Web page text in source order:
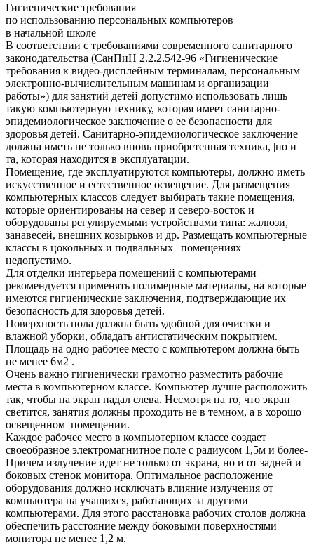
Гигиенические требования
по использованию персональных компьютеров
в начальной школе
В соответствии с требованиями современного санитарного
законодательства (СанПиН 2.2.2.542-96 «Гигиенические
требования к видео-дисплейным терминалам, персональным
электронно-вычислительным машинам и организации
работы») для занятий детей допустимо использовать лишь
такую компьютерную технику, которая имеет санитарно-
эпидемиологическое заключение о ее безопасности для
здоровья детей. Санитарно-эпидемиологическое заключение
должна иметь не только вновь приобретенная техника, |но и
та, которая находится в эксплуатации.
Помещение, где эксплуатируются компьютеры, должно иметь
искусственное и естественное освещение. Для размещения
компьютерных классов следует выбирать такие помещения,
которые ориентированы на север и северо-восток и
оборудованы регулируемыми устройствами типа: жалюзи,
занавесей, внешних козырьков и др. Размещать компьютерные
классы в цокольных и подвальных | помещениях
недопустимо.
Для отделки интерьера помещений с компьютерами
рекомендуется применять полимерные материалы, на которые
имеются гигиенические заключения, подтверждающие их
безопасность для здоровья детей.
Поверхность пола должна быть удобной для очистки и
влажной уборки, обладать антистатическим покрытием.
Площадь на одно рабочее место с компьютером должна быть
не менее 6м2 .
Очень важно гигиенически грамотно разместить рабочие
места в компьютерном классе. Компьютер лучше расположить
так, чтобы на экран падал слева. Несмотря на то, что экран
светится, занятия должны проходить не в темном, а в хорошо
освещенном помещении.
Каждое рабочее место в компьютерном классе создает
своеобразное электромагнитное поле с радиусом 1,5м и более-
Причем излучение идет не только от экрана, но и от задней и
боковых стенок монитора. Оптимальное расположение
оборудования должно исключать влияние излучения от
компьютера на учащихся, работающих за другими
компьютерами. Для этого расстановка рабочих столов должна
обеспечить расстояние между боковыми поверхностями
монитора не менее 1,2 м.